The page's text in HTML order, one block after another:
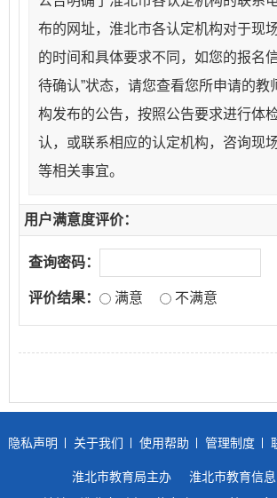
布的网址，淮北市各认定机构对于现
的时间和具体要求不同，如您的报名
待确认”状态，请您查看您所申请的教
构发布的公告，按照公告要求进行体
认，或联系相应的认定机构，咨询现
等相关事宜。
用户满意度评价：
查询密码：
评价结果： 满意 不满意
隐私声明 关于我们 使用帮助 管理制度
淮北市教育局主办
淮北市教育信